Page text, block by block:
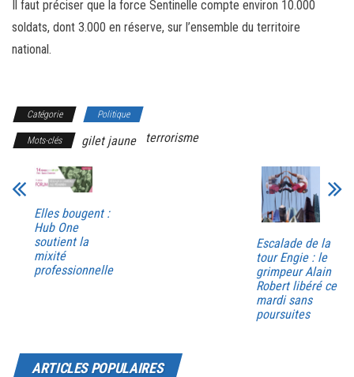
Il faut préciser que la force Sentinelle compte environ 10.000
soldats, dont 3.000 en réserve, sur l’ensemble du territoire
national.
Catégorie Politique
Mots-clés gilet jaune terrorisme
Elles bougent :
Hub One
soutient la
mixité
professionnelle
Escalade de la
tour Engie : le
grimpeur Alain
Robert libéré ce
mardi sans
poursuites
ARTICLES POPULAIRES